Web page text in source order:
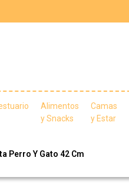
Alimentos
y Snacks
Camas
y Estar
Perro Y Gato 42 Cm